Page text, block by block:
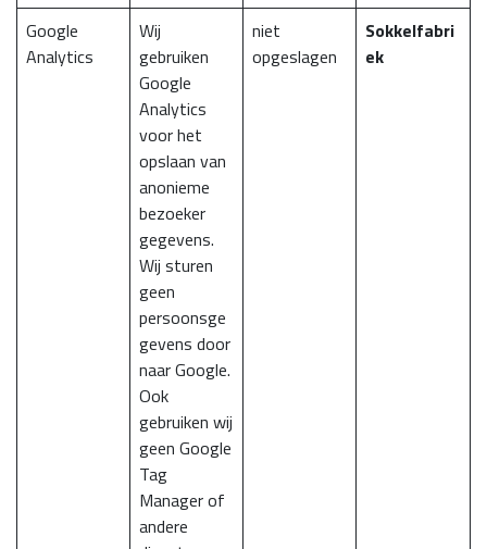
Google
Analytics
Wij
gebruiken
Google
Analytics
voor het
opslaan van
anonieme
bezoeker
gegevens.
Wij sturen
geen
persoonsge
gevens door
naar Google.
Ook
gebruiken wij
geen Google
Tag
Manager of
andere
niet
opgeslagen
Sokkelfabri
ek